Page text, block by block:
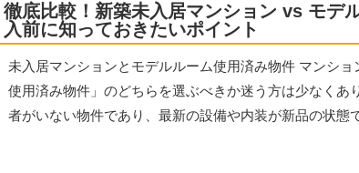
徹底比較！新築未入居マンション vs モデ
入前に知っておきたいポイント
未入居マンションとモデルルーム使用済み物件 マンシ
使用済み物件」のどちらを選ぶべきか迷う方は少なく
者がいない物件であり、最新の設備や内装が新品の状態